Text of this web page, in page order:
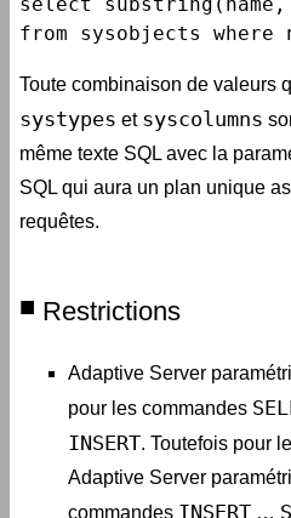
from sysobjects where
Toute combinaison de valeurs
systypes et syscolumns
même texte SQL avec la
SQL qui aura un plan unique
requêtes.
Restrictions
Adaptive Server
pour les commandes
INSERT. Toutefois pour
Adaptive Server
commandes INSERT …